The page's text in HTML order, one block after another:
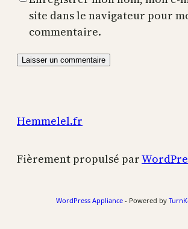
site dans le navigateur pour
commentaire.
Hemmelel.fr
Fièrement propulsé par
WordPress Appliance - Powered by